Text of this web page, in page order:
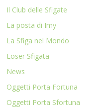
Il Club delle Sfigate
La posta di Imy
La Sfiga nel Mondo
Loser Sfigata
News
Oggetti Porta Fortuna
Oggetti Porta Sfortuna